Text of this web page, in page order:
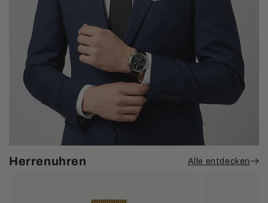
Herrenuhren Alle entdecken